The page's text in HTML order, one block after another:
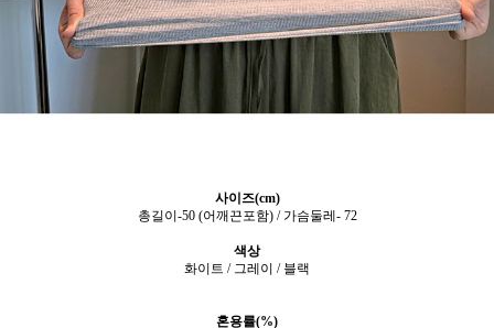
사이즈(cm)
총길이-50 (어깨끈포함) / 가슴둘레- 72
색상
화이트 / 그레이 / 블랙
혼용률(%)